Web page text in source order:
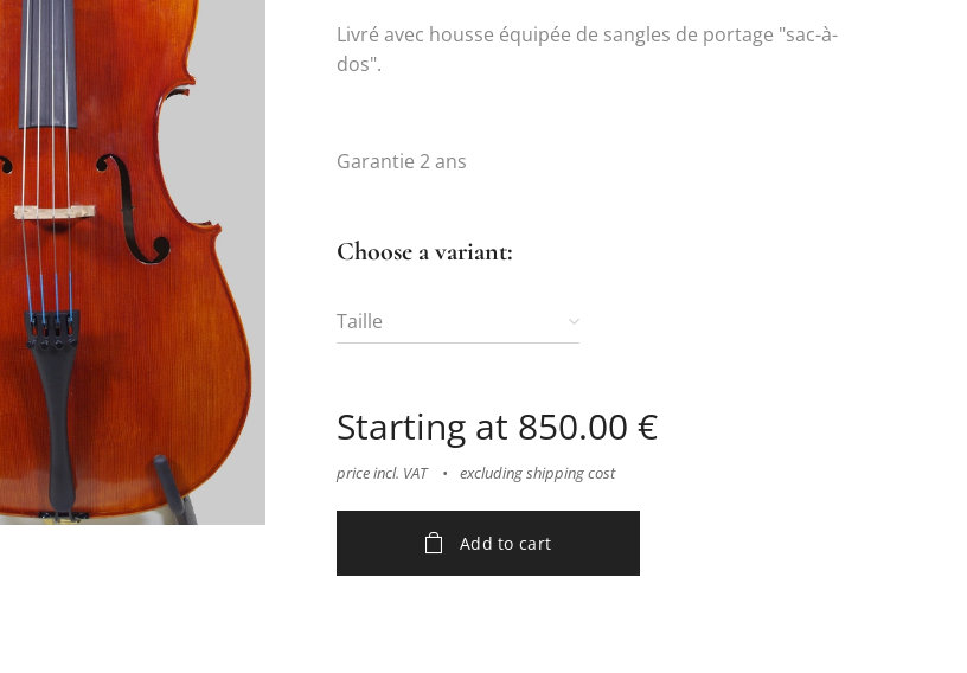
Livré avec housse équipée de sangles de portage "sac-à-
dos".
Garantie 2 ans
Choose a variant:
Taille
Starting at 850.00 €
price incl. VAT excluding shipping cost
Add to cart